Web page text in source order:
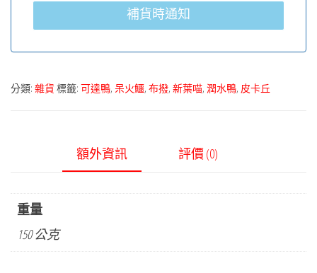
補貨時通知
分類: 雜貨 標籤: 可達鴨, 呆火鱷, 布撥, 新葉喵, 潤水鴨, 皮卡丘
額外資訊 評價 (0)
重量
150 公克